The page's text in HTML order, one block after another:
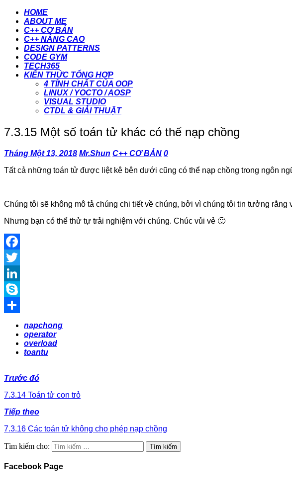
HOME
ABOUT ME
C++ CƠ BẢN
C++ NÂNG CAO
DESIGN PATTERNS
CODE GYM
TECH365
KIẾN THỨC TỔNG HỢP
4 TÍNH CHẤT CỦA OOP
LINUX / YOCTO / AOSP
VISUAL STUDIO
CTDL & GIẢI THUẬT
7.3.15 Một số toán tử khác có thể nạp chồng
Tháng Một 13, 2018 Mr.Shun C++ CƠ BẢN 0
Tất cả những toán tử được liệt kê bên dưới cũng có thể nạp chồng trong ngôn
Chúng tôi sẽ không mô tả chúng chi tiết về chúng, bởi vì chúng tôi tin tưởng
Nhưng bạn có thể thử tự trải nghiệm với chúng. Chúc vủi vẻ 🙂
Facebook
Twitter
LinkedIn
Skype
napchong
operator
overload
toantu
Trước đó
7.3.14 Toán tử con trỏ
Tiếp theo
7.3.16 Các toán tử không cho phép nạp chồng
Tìm kiếm cho:
Facebook Page